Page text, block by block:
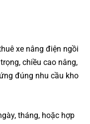
xe nâng điện ngồi
chiều cao nâng,
đúng nhu cầu kho
tháng, hoặc hợp